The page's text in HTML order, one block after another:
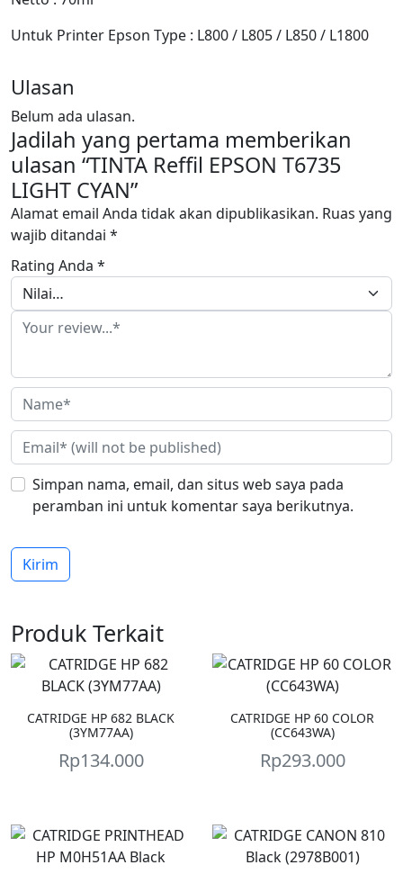
Untuk Printer Epson Type : L800 / L805 / L850 / L1800
Ulasan
Belum ada ulasan.
Jadilah yang pertama memberikan
ulasan “TINTA Reffil EPSON T6735
LIGHT CYAN”
Alamat email Anda tidak akan dipublikasikan. Ruas yang
wajib ditandai *
Rating Anda *
Simpan nama, email, dan situs web saya pada
peramban ini untuk komentar saya berikutnya.
Produk Terkait
CATRIDGE HP 682 BLACK
(3YM77AA)
Rp134.000
CATRIDGE HP 60 COLOR
(CC643WA)
Rp293.000